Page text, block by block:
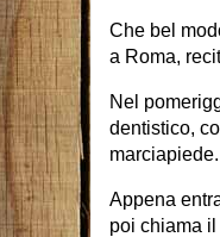
Che bel
a Roma,
Nel
dentistico,
marciapiede.
Appena
poi chiama